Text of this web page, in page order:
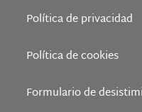
Política de privacidad
Política de cookies
Formulario de